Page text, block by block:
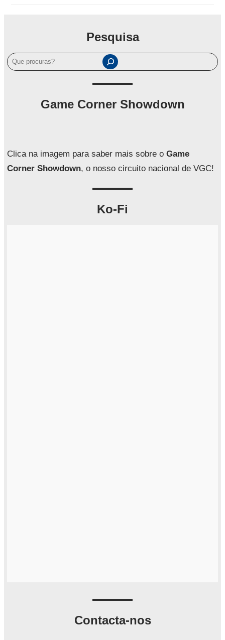
Pesquisa
P
e
a
Game Corner Showdown
Clica na imagem para saber mais sobre o Game
Corner Showdown, o nosso circuito nacional de VGC!
Ko-Fi
Contacta-nos